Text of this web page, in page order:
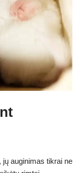
auginimas tikrai ne